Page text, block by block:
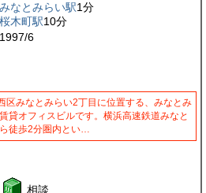
みなとみらい駅1分
桜木町駅10分
1997/6
区みなとみらい2丁目に位置する、みなとみ
貸オフィスビルです。横浜高速鉄道みなと
徒歩2分圏内とい…
相談